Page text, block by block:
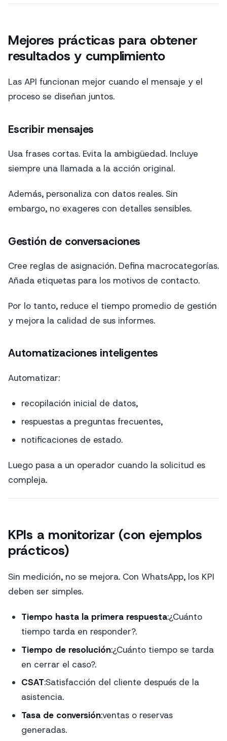
Mejores prácticas para obtener
resultados y cumplimiento
Las API funcionan mejor cuando el mensaje y el
proceso se diseñan juntos.
Escribir mensajes
Usa frases cortas. Evita la ambigüedad. Incluye
siempre una llamada a la acción original.
Además, personaliza con datos reales. Sin
embargo, no exageres con detalles sensibles.
Gestión de conversaciones
Cree reglas de asignación. Defina macrocategorías.
Añada etiquetas para los motivos de contacto.
Por lo tanto, reduce el tiempo promedio de gestión
y mejora la calidad de sus informes.
Automatizaciones inteligentes
Automatizar:
recopilación inicial de datos,
respuestas a preguntas frecuentes,
notificaciones de estado.
Luego pasa a un operador cuando la solicitud es
compleja.
KPIs a monitorizar (con ejemplos
prácticos)
Sin medición, no se mejora. Con WhatsApp, los KPI
deben ser simples.
Tiempo hasta la primera respuesta:¿Cuánto
tiempo tarda en responder?.
Tiempo de resolución:¿Cuánto tiempo se tarda
en cerrar el caso?.
CSAT:Satisfacción del cliente después de la
asistencia.
Tasa de conversión:ventas o reservas
generadas.